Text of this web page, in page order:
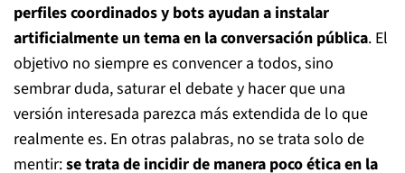
perfiles coordinados y bots ayudan a instalar
artificialmente un tema en la conversación pública. El
objetivo no siempre es convencer a todos, sino
sembrar duda, saturar el debate y hacer que una
versión interesada parezca más extendida de lo que
realmente es. En otras palabras, no se trata solo de
mentir:se trata de incidir de manera poco ética en la